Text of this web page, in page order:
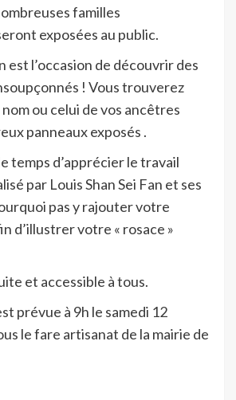
familles
exposées au public.
est l’occasion de découvrir des
! Vous trouverez
ou celui de vos ancêtres
panneaux exposés .
temps d’apprécier le travail
par Louis Shan Sei Fan et ses
pas y rajouter votre
d’illustrer votre « rosace »
et accessible à tous.
prévue à 9h le samedi 12
le fare artisanat de la mairie de